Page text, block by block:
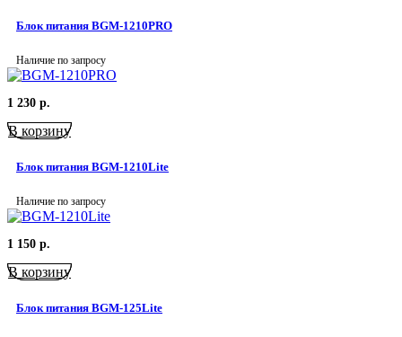
Блок питания BGM-1210PRO
Наличие по запросу
1 230 р.
В корзину
Блок питания BGM-1210Lite
Наличие по запросу
1 150 р.
В корзину
Блок питания BGM-125Lite